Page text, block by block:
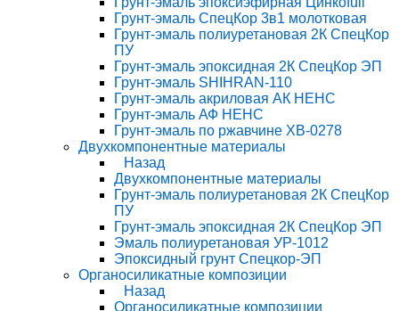
Грунт-эмаль СпецКор 3в1 молотковая
Грунт-эмаль полиуретановая 2К СпецКор
ПУ
Грунт-эмаль эпоксидная 2К СпецКор ЭП
Грунт-эмаль SHIHRAN-110
Грунт-эмаль акриловая АК НЕНС
Грунт-эмаль АФ НЕНС
Грунт-эмаль по ржавчине ХВ-0278
Двухкомпонентные материалы
Назад
Двухкомпонентные материалы
Грунт-эмаль полиуретановая 2К СпецКор
ПУ
Грунт-эмаль эпоксидная 2К СпецКор ЭП
Эмаль полиуретановая УР-1012
Эпоксидный грунт Спецкор-ЭП
Органосиликатные композиции
Назад
Органосиликатные композиции